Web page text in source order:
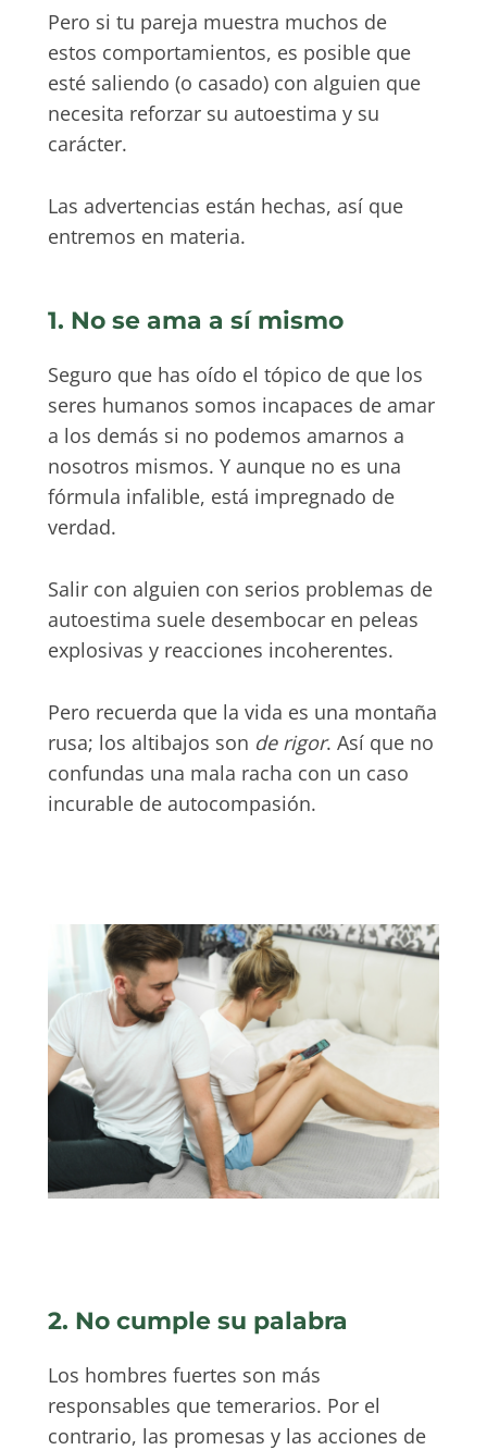
Pero si tu pareja muestra muchos de
estos comportamientos, es posible que
esté saliendo (o casado) con alguien que
necesita reforzar su autoestima y su
carácter.
Las advertencias están hechas, así que
entremos en materia.
1. No se ama a sí mismo
Seguro que has oído el tópico de que los
seres humanos somos incapaces de amar
a los demás si no podemos amarnos a
nosotros mismos. Y aunque no es una
fórmula infalible, está impregnado de
verdad.
Salir con alguien con serios problemas de
autoestima suele desembocar en peleas
explosivas y reacciones incoherentes.
Pero recuerda que la vida es una montaña
rusa; los altibajos son de rigor. Así que no
confundas una mala racha con un caso
incurable de autocompasión.
2. No cumple su palabra
Los hombres fuertes son más
responsables que temerarios. Por el
contrario, las promesas y las acciones de